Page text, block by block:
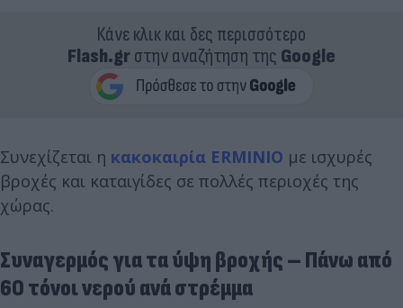
Κάνε κλικ και δες περισσότερο
Flash.grστην αναζήτηση της Google
Συνεχίζεται η κακοκαιρία ERMINIO με ισχυρές
βροχές και καταιγίδες σε πολλές περιοχές της
χώρας.
Συναγερμός για τα ύψη βροχής – Πάνω από
60 τόνοι νερού ανά στρέμμα